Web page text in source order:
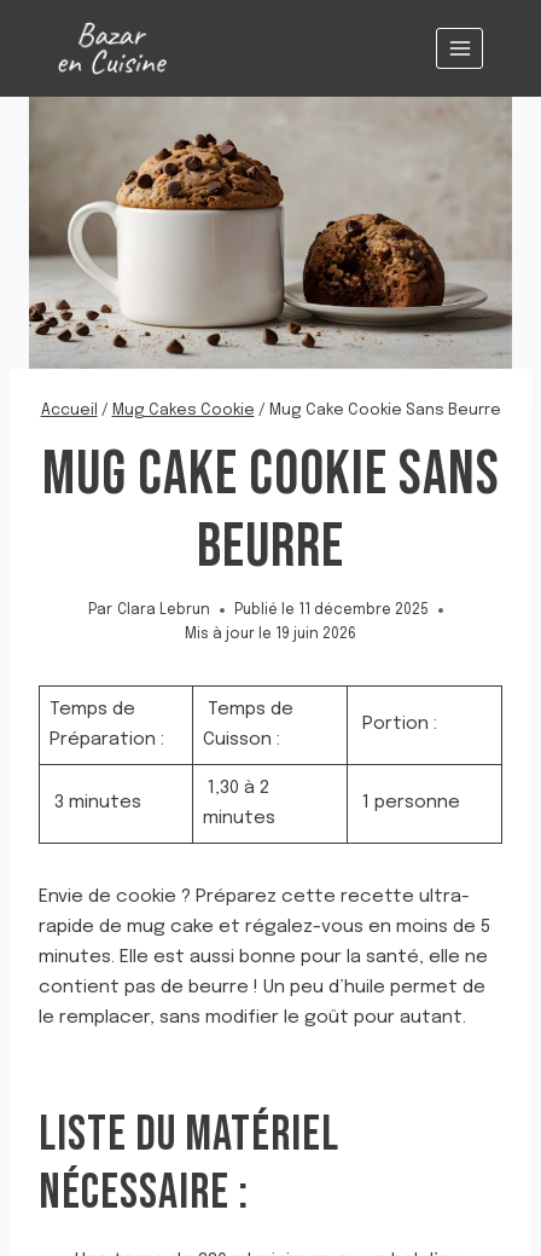
contenu
Accueil / Mug Cakes Cookie / Mug Cake Cookie Sans Beurre
MUG CAKE COOKIE SANS
BEURRE
Par Clara Lebrun Publié le
11 décembre 2025
Mis à jour le
19 juin 2026
Temps de
Préparation :
Temps de
Cuisson :
Portion :
3 minutes
1,30 à 2
minutes
1 personne
Envie de cookie ? Préparez cette recette ultra-
rapide de mug cake et régalez-vous en moins de 5
minutes. Elle est aussi bonne pour la santé, elle ne
contient pas de beurre ! Un peu d’huile permet de
le remplacer, sans modifier le goût pour autant.
LISTE DU MATÉRIEL
NÉCESSAIRE :